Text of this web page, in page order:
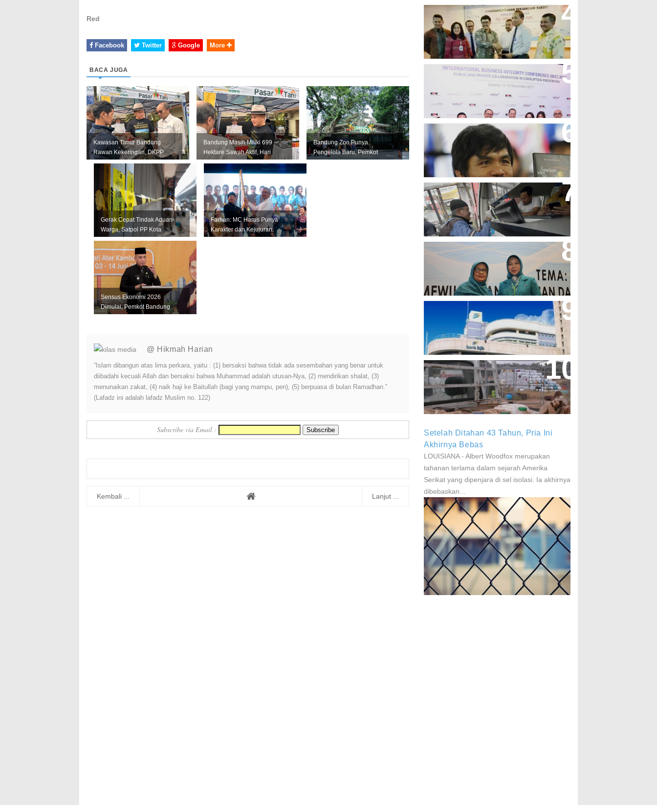
Red
Facebook Twitter Google More
BACA JUGA
Kawasan Timur Bandung
Rawan Kekeringan, DKPP
Perkuat Mitigasi untuk
Lindungi Pro...
Bandung Masih Miliki 699
Hektare Sawah Aktif, Hari
Krida Pertanian Jadi
Momentum...
Bandung Zoo Punya
Pengelola Baru, Pemkot
Gerak Cepat Tindak Aduan
Warga, Satpol PP Kota
Bandung Segel Empat Kios
Miras Il...
Farhan: MC Harus Punya
Karakter dan Kejujuran,
Sensus Ekonomi 2026
Dimulai, Pemkot Bandung
@ Hikmah Harian
”Islam dibangun atas lima perkara, yaitu : (1) bersaksi bahwa tidak ada sesembahan yang benar untuk
diibadahi kecuali Allah dan bersaksi bahwa Muhammad adalah utusan-Nya, (2) mendirikan shalat, (3)
menunaikan zakat, (4) naik haji ke Baitullah (bagi yang mampu, pen), (5) berpuasa di bulan Ramadhan.”
(Lafadz ini adalah lafadz Muslim no. 122)
Subscribe via Email :
Kembali ... Lanjut ...
Bank Bjb Fasilitasi Kredit Modal
Kerja Konstruksi PT Adhi Karya
Keren, Bank BJB Kantongi
Puluhan Penghargaan Sepanjang
2017
Dicibir Di Medsos, Manny
Pacquiao Tegaskan Pendirian
Tolak LGBT
Bjb T Samsat Manjakan Nasabah
Dalam Bayar Pajak Kendaraan
Perpres No.99/2017 Bisa Jadi
Acuan Semangat Pengabdian
Aher Minta Pemerintah Pusat
Masukan Kembali BJB Sebagai
Penyalur KUR
Paparan Pestisida Sebabkan
Parkinson Dan Kanker
Setelah Ditahan 43 Tahun, Pria Ini
Akhirnya Bebas
LOUISIANA - Albert Woodfox merupakan
tahanan terlama dalam sejarah Amerika
Serikat yang dipenjara di sel isolasi. Ia akhirnya
dibebaskan...